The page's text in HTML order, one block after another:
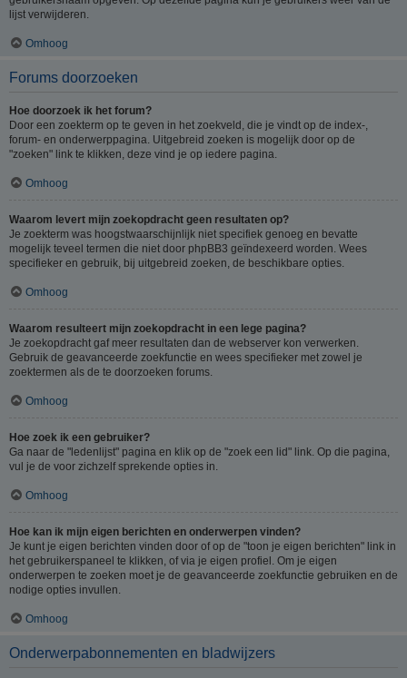
lijst verwijderen.
Omhoog
Forums doorzoeken
Hoe doorzoek ik het forum?
Door een zoekterm op te geven in het zoekveld, die je vindt op de index-,
forum- en onderwerppagina. Uitgebreid zoeken is mogelijk door op de
"zoeken" link te klikken, deze vind je op iedere pagina.
Omhoog
Waarom levert mijn zoekopdracht geen resultaten op?
Je zoekterm was hoogstwaarschijnlijk niet specifiek genoeg en bevatte
mogelijk teveel termen die niet door phpBB3 geïndexeerd worden. Wees
specifieker en gebruik, bij uitgebreid zoeken, de beschikbare opties.
Omhoog
Waarom resulteert mijn zoekopdracht in een lege pagina?
Je zoekopdracht gaf meer resultaten dan de webserver kon verwerken.
Gebruik de geavanceerde zoekfunctie en wees specifieker met zowel je
zoektermen als de te doorzoeken forums.
Omhoog
Hoe zoek ik een gebruiker?
Ga naar de "ledenlijst" pagina en klik op de "zoek een lid" link. Op die pagina,
vul je de voor zichzelf sprekende opties in.
Omhoog
Hoe kan ik mijn eigen berichten en onderwerpen vinden?
Je kunt je eigen berichten vinden door of op de "toon je eigen berichten" link in
het gebruikerspaneel te klikken, of via je eigen profiel. Om je eigen
onderwerpen te zoeken moet je de geavanceerde zoekfunctie gebruiken en de
nodige opties invullen.
Omhoog
Onderwerpabonnementen en bladwijzers